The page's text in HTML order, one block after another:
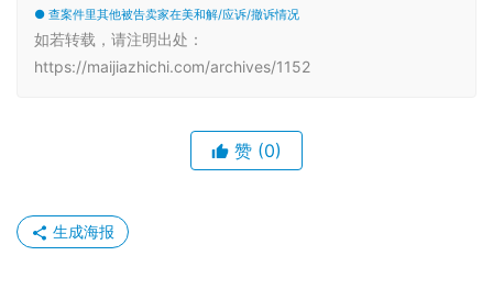
● 查案件里其他被告卖家在美和解/应诉/撤诉情况
如若转载，请注明出处：
https://maijiazhichi.com/archives/1152
赞 (0)
生成海报